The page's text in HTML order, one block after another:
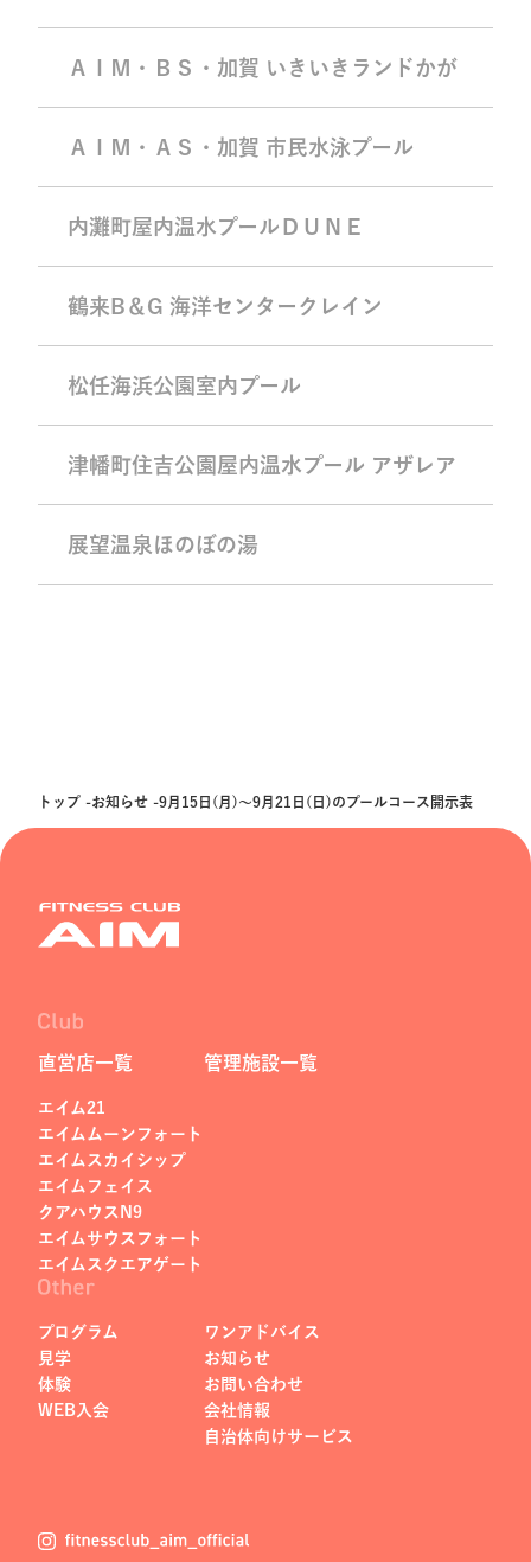
ＡＩＭ・ＢＳ・加賀 いきいきランドかが
ＡＩＭ・ＡＳ・加賀 市民水泳プール
内灘町屋内温水プールＤＵＮＥ
鶴来B＆G 海洋センタークレイン
松任海浜公園室内プール
津幡町住吉公園屋内温水プール アザレア
展望温泉ほのぼの湯
トップ お知らせ 9月15日(月)～9月21日(日)のプールコース開示表
直営店一覧
エイム21
エイムムーンフォート
エイムスカイシップ
エイムフェイス
クアハウスN9
エイムサウスフォート
エイムスクエアゲート
管理施設一覧
プログラム
見学
体験
WEB入会
ワンアドバイス
お知らせ
お問い合わせ
会社情報
自治体向けサービス